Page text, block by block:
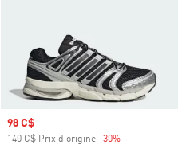
Prix soldé
98 C$
140 C$ Prix d'origine -30%